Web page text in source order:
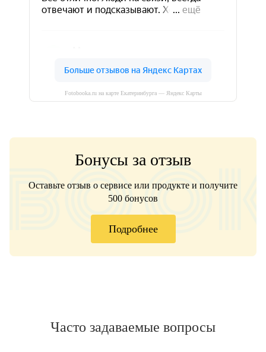
Fotobooka.ru на карте Екатеринбурга — Яндекс Карты
Бонусы за отзыв
Оставьте отзыв о сервисе или продукте и получите
500 бонусов
Подробнее
Часто задаваемые вопросы